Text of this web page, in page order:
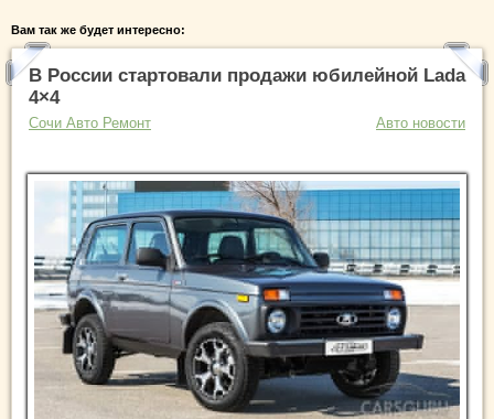
Вам так же будет интересно:
В России стартовали продажи юбилейной Lada
4×4
Сочи Авто Ремонт Авто новости